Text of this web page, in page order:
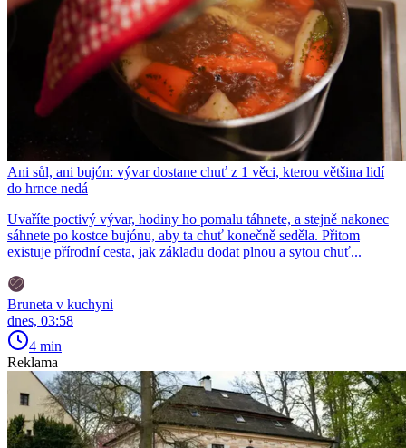
Ani sůl, ani bujón: vývar dostane chuť z 1 věci, kterou většina lidí
do hrnce nedá
Uvaříte poctivý vývar, hodiny ho pomalu táhnete, a stejně nakonec
sáhnete po kostce bujónu, aby ta chuť konečně seděla. Přitom
existuje přírodní cesta, jak základu dodat plnou a sytou chuť...
Bruneta v kuchyni
dnes, 03:58
4 min
Reklama